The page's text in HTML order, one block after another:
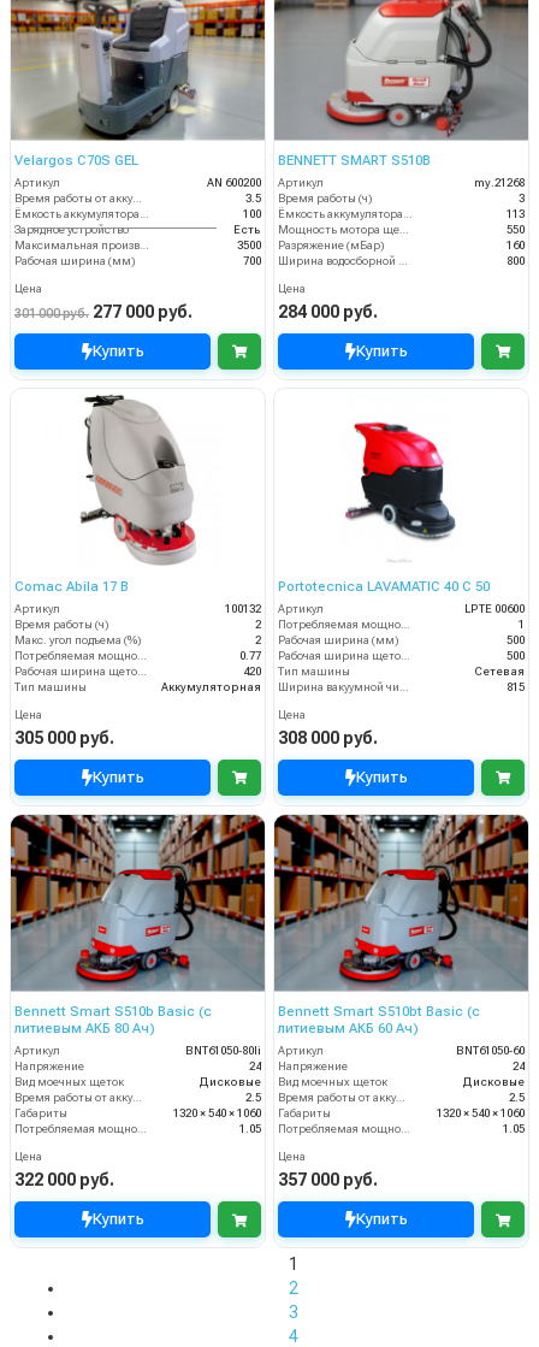
Velargos C70S GEL
Артикул
AN 600200
Время работы от аккумуляторов (ч)
3.5
100
Зарядное устройство
Есть
3500
Рабочая ширина (мм)
700
Цена
301 000 руб. 277 000 руб.
Купить
BENNETT SMART S510B
Артикул
my.21268
Время работы (ч)
3
113
550
Разряжение (мБар)
160
800
Цена
284 000 руб.
Купить
Comac Abila 17 B
Артикул
100132
Время работы (ч)
2
Макс. угол подъема (%)
2
0.77
420
Тип машины
Аккумуляторная
Цена
305 000 руб.
Купить
Portotecnica LAVAMATIC 40 C 50
Артикул
LPTE 00600
1
Рабочая ширина (мм)
500
500
Тип машины
Сетевая
815
Цена
308 000 руб.
Купить
Bennett Smart S510b Basic (с
литиевым АКБ 80 Ач)
Артикул
BNT61050-80li
Напряжение
24
Вид моечных щеток
Дисковые
Время работы от аккумуляторов (ч)
2.5
Габариты
1320 × 540 × 1060
Потребляемая мощность (кВт)
1.05
Цена
322 000 руб.
Купить
Bennett Smart S510bt Basic (с
литиевым АКБ 60 Ач)
Артикул
BNT61050-60
Напряжение
24
Вид моечных щеток
Дисковые
Время работы от аккумуляторов (ч)
2.5
Габариты
1320 × 540 × 1060
Потребляемая мощность (кВт)
1.05
Цена
357 000 руб.
Купить
1
2
3
4